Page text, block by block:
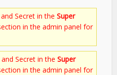
Secret in theSuper
in the admin panel for
and Secret in theSuper
in the admin panel for